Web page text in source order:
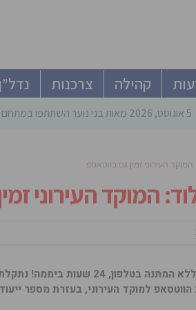
קהילה צרכנות נדל”ן
5 אוגוסט, 2026 מאות בני נוער השתתפו במתחם
העירוני זמין גם בווטאספ
המוקד העירוני
בלחיצת כפתור וללא המתנה
למוקד העירוני, בעזרת מספר